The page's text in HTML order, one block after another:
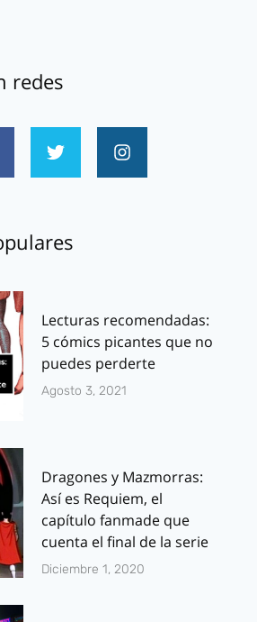
redes
Lecturas recomendadas:
5 cómics picantes que no
puedes perderte
Agosto 3, 2021
Dragones y Mazmorras:
Así es Requiem, el
capítulo fanmade que
cuenta el final de la serie
Diciembre 1, 2020